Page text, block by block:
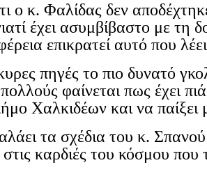
ο κ. Φαλίδας δεν
έχει ασυμβίβαστο με
επικρατεί αυτό που
πηγές το πιο δυνατό
φαίνεται πως έχει
Χαλκιδέων και να
τα σχέδια του κ.
στις καρδιές του κόσμου